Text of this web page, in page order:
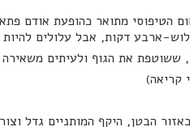
הטיפוסי מתואר כהופעת אודם
ארבע דקות, אבל עלולים להיות
ששוטפת את הגוף ולעיתים
קריאה)
הבטן, היקף המותניים גדל